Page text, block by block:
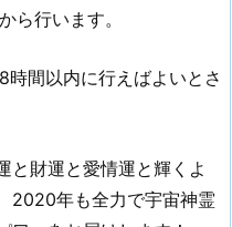
ら行います。
間以内に行えばよいとさ
と財運と愛情運と輝くよ
2020年も全力で宇宙神霊